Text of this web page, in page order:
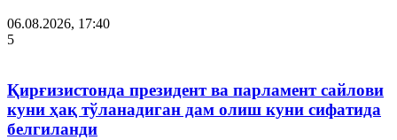
06.08.2026, 17:40
5
Қирғизистонда президент ва парламент сайлови
куни ҳақ тўланадиган дам олиш куни сифатида
белгиланди